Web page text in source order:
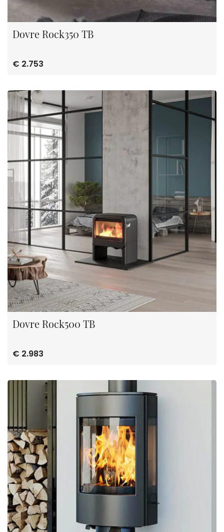
Dovre Rock350 TB
€ 2.753
Dovre Rock500 TB
€ 2.983